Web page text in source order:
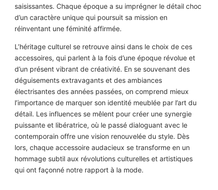
saisissantes. Chaque époque a su imprégner le détail choc
d’un caractère unique qui poursuit sa mission en
réinventant une féminité affirmée.
L’héritage culturel se retrouve ainsi dans le choix de ces
accessoires, qui parlent à la fois d’une époque révolue et
d’un présent vibrant de créativité. En se souvenant des
déguisements extravagants et des ambiances
électrisantes des années passées, on comprend mieux
l’importance de marquer son identité meublée par l’art du
détail. Les influences se mêlent pour créer une synergie
puissante et libératrice, où le passé dialoguant avec le
contemporain offre une vision renouvelée du style. Dès
lors, chaque accessoire audacieux se transforme en un
hommage subtil aux révolutions culturelles et artistiques
qui ont façonné notre rapport à la mode.